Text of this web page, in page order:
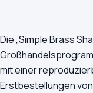
Die „Simple Brass
mit einer
Erstbestellungen